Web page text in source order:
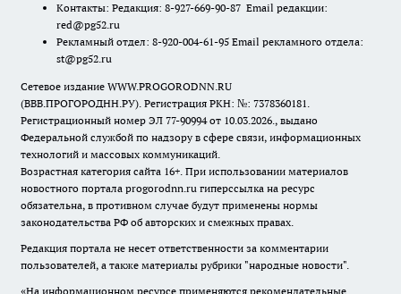
Контакты: Редакция: 8-927-669-90-87 Email редакции:
red@pg52.ru
Рекламный отдел: 8-920-004-61-95 Email рекламного отдела:
st@pg52.ru
Сетевое издание WWW.PROGORODNN.RU
(ВВВ.ПРОГОРОДНН.РУ). Регистрация РКН: №: 7378360181.
Регистрационный номер ЭЛ 77-90994 от 10.03.2026., выдано
Федеральной службой по надзору в сфере связи, информационных
технологий и массовых коммуникаций.
Возрастная категория сайта 16+. При использовании материалов
новостного портала progorodnn.ru гиперссылка на ресурс
обязательна, в противном случае будут применены нормы
законодательства РФ об авторских и смежных правах.
Редакция портала не несет ответственности за комментарии
пользователей, а также материалы рубрики "народные новости".
«На информационном ресурсе применяются рекомендательные